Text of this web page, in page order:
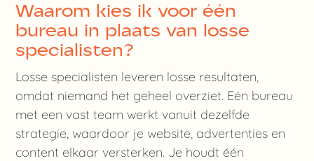
Waarom kies ik voor één
bureau in plaats van losse
specialisten?
Losse specialisten leveren losse resultaten,
omdat niemand het geheel overziet. Eén bureau
met een vast team werkt vanuit dezelfde
strategie, waardoor je website, advertenties en
content elkaar versterken. Je houdt één